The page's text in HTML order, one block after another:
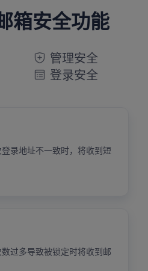
箱安全功能
管理安全
登录安全
录地址不一致时，将收到短
过多导致被锁定时将收到邮